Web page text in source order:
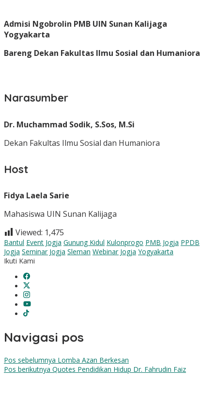
Admisi Ngobrolin PMB UIN Sunan Kalijaga
Yogyakarta
Bareng Dekan Fakultas Ilmu Sosial dan Humaniora
Narasumber
Dr. Muchammad Sodik, S.Sos, M.Si
Dekan Fakultas Ilmu Sosial dan Humaniora
Host
Fidya Laela Sarie
Mahasiswa UIN Sunan Kalijaga
Viewed: 1,475
Bantul Event Jogja Gunung Kidul Kulonprogo PMB Jogja PPDB
Jogja Seminar Jogja Sleman Webinar Jogja Yogyakarta
Ikuti Kami
Navigasi pos
Pos sebelumnya Lomba Azan Berkesan
Pos berikutnya Quotes Pendidikan Hidup Dr. Fahrudin Faiz